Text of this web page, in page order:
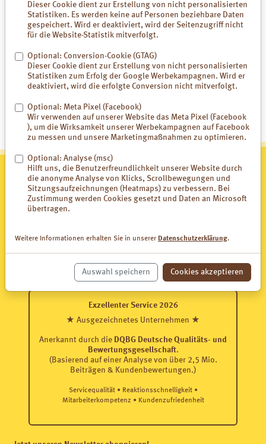
Zu Risiken und Nebenwirkungen lesen Sie die Packungsbeilage und
fragen Sie Ihre Ärztin, Ihren Arzt oder in Ihrer Apotheke.
Fachmarkt Online
Luvos ist Mitglied in der Gastro-Liga
Exzellenter Service 2026
★ Ausgezeichnetes Unternehmen ★
Anerkannt durch die DQBG Deutsche Qualitäts- und
Bewertungsgesellschaft.
(Basierend auf einer Analyse von über 2,5 Mio.
Beiträgen & Kundenbewertungen.)
Servicequalität • Reaktionsschnelligkeit •
Mitarbeiterkompetenz • Kundenzufriedenheit
Dieser Cookie dient zur Erstellung von nicht personalisierten
Statistiken. Es werden keine auf Personen beziehbare Daten
gespeichert. Wird er deaktiviert, wird der Seitenzugriff nicht
für die Website-Statistik mitverfolgt.
Optional: Conversion-Cookie (GTAG)
Dieser Cookie dient zur Erstellung von nicht personalisierten
Statistiken zum Erfolg der Google Werbekampagnen. Wird er
deaktiviert, wird die erfolgte Conversion nicht mitverfolgt.
Optional: Meta Pixel (Facebook)
Wir verwenden auf unserer Website das Meta Pixel (Facebook
), um die Wirksamkeit unserer Werbekampagnen auf Facebook
zu messen und unsere Marketingmaßnahmen zu optimieren.
Optional: Analyse (msc)
Hilft uns, die Benutzerfreundlichkeit unserer Website durch
die anonyme Analyse von Klicks, Scrollbewegungen und
Sitzungsaufzeichnungen (Heatmaps) zu verbessern. Bei
Zustimmung werden Cookies gesetzt und Daten an Microsoft
übertragen.
Weitere Informationen erhalten Sie in unserer Datenschutzerklärung.
Auswahl speichern Cookies akzeptieren